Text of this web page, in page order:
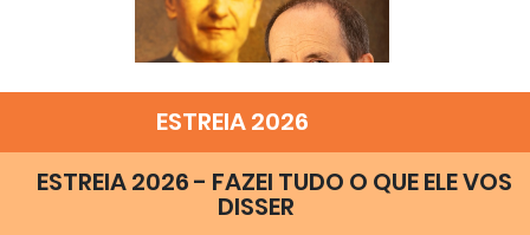
Silvio Roggia
ESTREIA 2026
ESTREIA 2026 - FAZEI TUDO O QUE ELE VOS
DISSER